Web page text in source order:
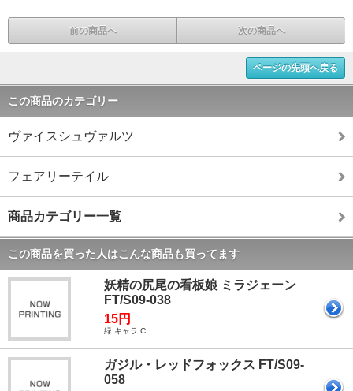
前の商品へ 次の商品へ
ページの先頭へ戻る
この商品のカテゴリー
ヴァイスシュヴァルツ
フェアリーテイル
商品カテゴリー一覧
この商品を買った人はこんな商品も買ってます
妖精の尻尾の看板娘 ミラジェーン
FT/S09-038
15円
緑 キャラ C
ガジル・レッドフォックス FT/S09-
058